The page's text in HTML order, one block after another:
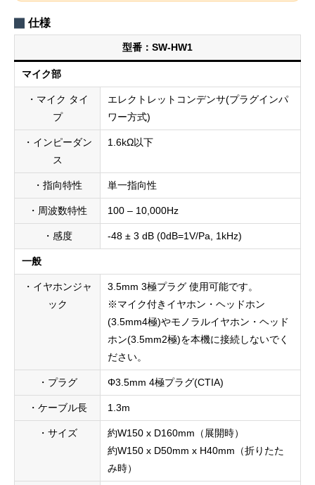
仕様
型番：SW-HW1
マイク部
・マイク タイ
プ
エレクトレットコンデンサ(プラグインパ
ワー方式)
・インピーダン
ス
1.6kΩ以下
・指向特性 単一指向性
・周波数特性 100 – 10,000Hz
・感度 -48 ± 3 dB (0dB=1V/Pa, 1kHz)
一般
・イヤホンジャ
ック
3.5mm 3極プラグ 使用可能です。
※マイク付きイヤホン・ヘッドホン
(3.5mm4極)やモノラルイヤホン・ヘッド
ホン(3.5mm2極)を本機に接続しないでく
ださい。
・プラグ Φ3.5mm 4極プラグ(CTIA)
・ケーブル長 1.3m
・サイズ
約W150 x D160mm（展開時）
約W150 x D50mm x H40mm（折りたた
み時）